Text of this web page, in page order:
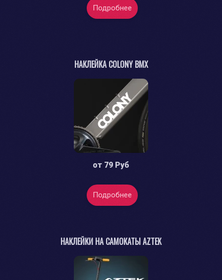
Подробнее
НАКЛЕЙКА COLONY BMX
от 79 Руб
Подробнее
НАКЛЕЙКИ НА САМОКАТЫ AZTEK